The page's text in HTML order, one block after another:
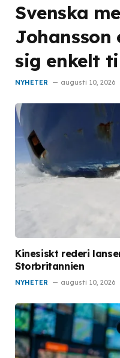
Svenska
Johansson
sig enkelt
NYHETER augusti 10, 2026
Kinesiskt rederi
Storbritannien
NYHETER augusti 10, 2026